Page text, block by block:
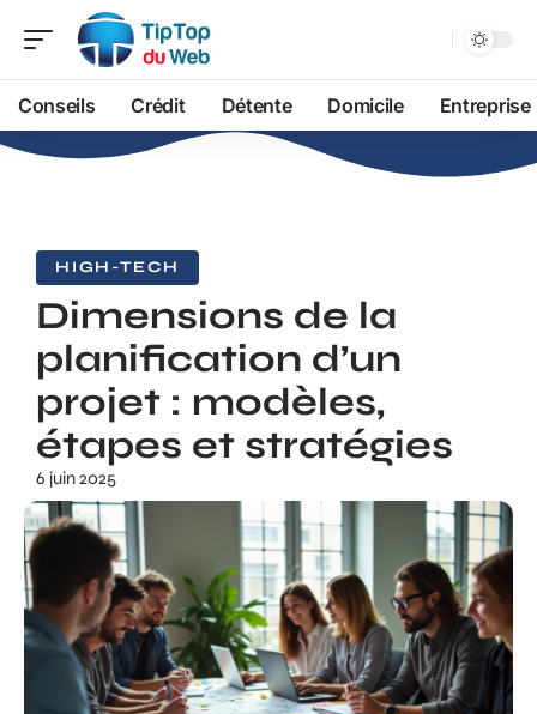
Conseils Crédit Détente Domicile Entreprise
HIGH-TECH
Dimensions de la
planification d’un
projet : modèles,
étapes et stratégies
6 juin 2025